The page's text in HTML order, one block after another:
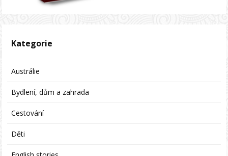
Kategorie
Austrálie
Bydlení, dům a zahrada
Cestování
Děti